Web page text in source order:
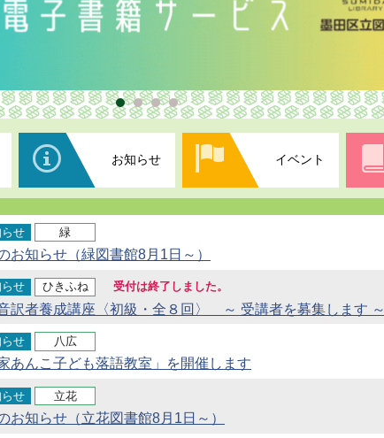
お知らせ イベント
せ 緑
お知らせ（緑図書館8月1日～）
せ ひきふね 受付は終了しました。
訳者養成講座〈初級・全８回〉 ～ 受講者を募集します ～
せ 八広
あんこ子ども落語教室」を開催します
せ 立花
お知らせ（立花図書館8月1日～）